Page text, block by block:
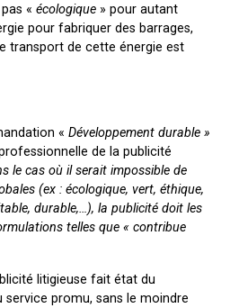
« écologique» pour autant
pour fabriquer des barrages,
transport de cette énergie est
« Développement durable »
de la publicité
le cas où il serait impossible de
(ex : écologique, vert, éthique,
durable,…), la publicité doit les
telles que « contribue
litigieuse fait état du
service promu, sans le moindre